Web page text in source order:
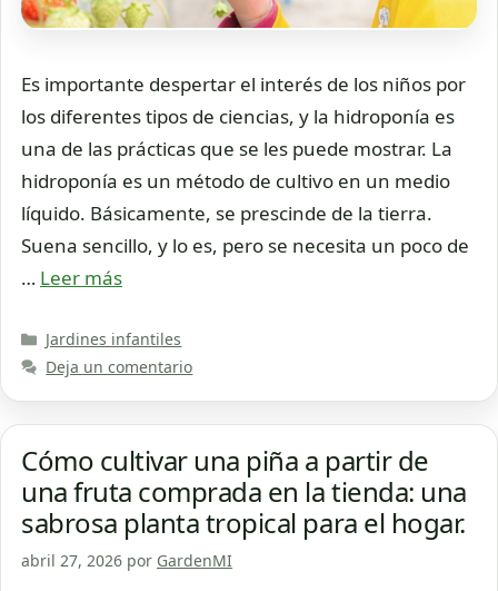
Es importante despertar el interés de los niños por
los diferentes tipos de ciencias, y la hidroponía es
una de las prácticas que se les puede mostrar. La
hidroponía es un método de cultivo en un medio
líquido. Básicamente, se prescinde de la tierra.
Suena sencillo, y lo es, pero se necesita un poco de
… Leer más
Categorías
Jardines infantiles
Deja un comentario
Cómo cultivar una piña a partir de
una fruta comprada en la tienda: una
sabrosa planta tropical para el hogar.
abril 27, 2026 por GardenMI